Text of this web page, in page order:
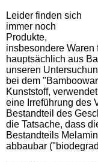
Leider finden sich
immer noch
Produkte,
insbesondere
hauptsächlich aus
unseren
bei dem
Kunststoff,
eine Irreführung des
Bestandteil des
die Tatsache, dass
Bestandteils
abbaubar